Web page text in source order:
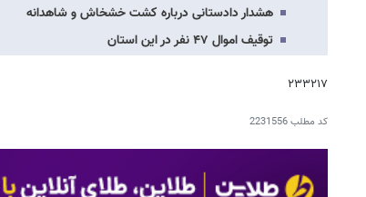
هشدار دادستانی درباره کشت خشخاش و شاهدانه
توقیف اموال ۴۷ نفر در این استان
۲۳۳۲۱۷
کد مطلب2231556